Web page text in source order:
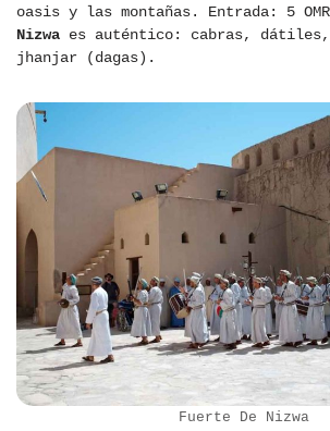
oasis y las montañas. Entrada: 5
Nizwa es auténtico: cabras, dátiles,
jhanjar (dagas).
Fuerte De Nizwa